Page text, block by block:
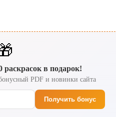
раскрасок в подарок!
PDF и новинки сайта
Получить бонус